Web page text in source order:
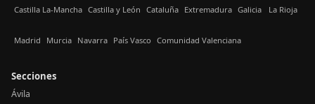
Castilla La-Mancha Castilla y León Cataluña Extremadura Galicia La Rioja
Madrid Murcia Navarra País Vasco Comunidad Valenciana
Secciones
Ávila